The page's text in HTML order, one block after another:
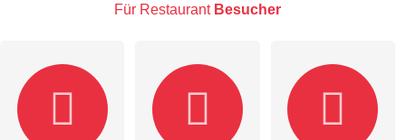
E-Mail-Adresse (wird nicht veröffentlicht)
Für Restaurant Besucher